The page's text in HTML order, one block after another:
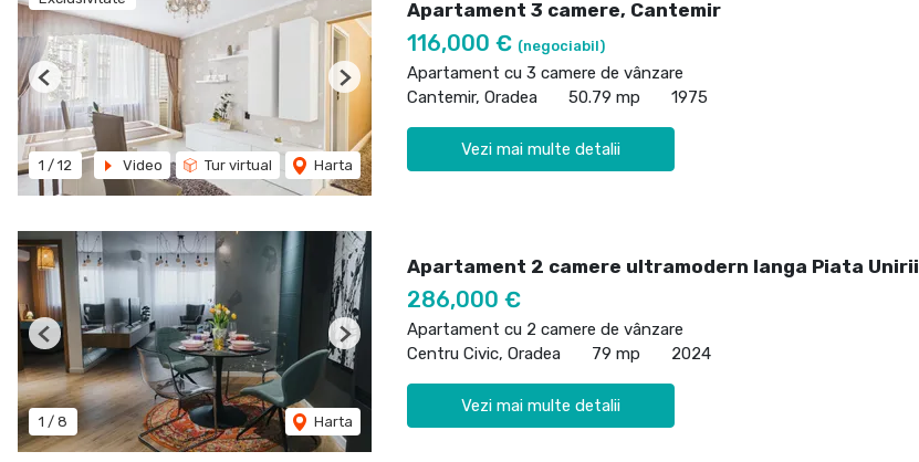
1 / 12 Video Tur virtual Harta
Previous Next
Apartament 3 camere, Cantemir
116,000 € (negociabil)
Apartament cu 3 camere de vânzare
Cantemir, Oradea
50.79 mp 1975
Vezi mai multe detalii
1 / 8 Harta
Previous Next
Apartament 2 camere ultramodern langa Piata Unirii
286,000 €
Apartament cu 2 camere de vânzare
Centru Civic, Oradea
79 mp 2024
Vezi mai multe detalii